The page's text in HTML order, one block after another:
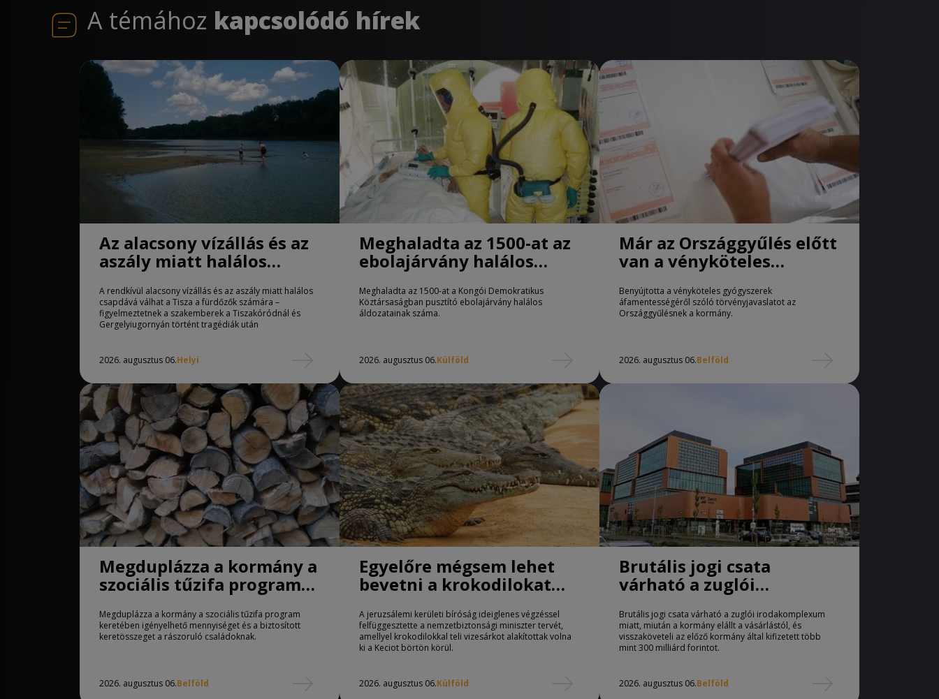
A témához kapcsolódó hírek
Az alacsony vízállás és az
aszály miatt halálos
csapdává válhat a Tisza
A rendkívül alacsony vízállás és az aszály miatt halálos
csapdává válhat a Tisza a fürdőzők számára –
figyelmeztetnek a szakemberek a Tiszakóródnál és
Gergelyiugornyán történt tragédiák után
2026. augusztus 06.Helyi
Meghaladta az 1500-at az
ebolajárvány halálos
áldozatainak száma
Meghaladta az 1500-at a Kongói Demokratikus
Köztársaságban pusztító ebolajárvány halálos
áldozatainak száma.
2026. augusztus 06.Külföld
Már az Országgyűlés előtt
van a vényköteles
gyógyszerek
áfamentességéről szóló
törvényjavaslat
Benyújtotta a vényköteles gyógyszerek
áfamentességéről szóló törvényjavaslatot az
Országgyűlésnek a kormány.
2026. augusztus 06.Belföld
Megduplázza a kormány a
szociális tűzifa program
keretében igényelhető
mennyiséget
Megduplázza a kormány a szociális tűzifa program
keretében igényelhető mennyiséget és a biztosított
keretösszeget a rászoruló családoknak.
2026. augusztus 06.Belföld
Egyelőre mégsem lehet
bevetni a krokodilokat
A jeruzsálemi kerületi bíróság ideiglenes végzéssel
felfüggesztette a nemzetbiztonsági miniszter tervét,
amellyel krokodilokkal teli vizesárkot alakítottak volna
ki a Keciot börtön körül.
2026. augusztus 06.Külföld
Brutális jogi csata
várható a zuglói
irodakomplexum miatt
Brutális jogi csata várható a zuglói irodakomplexum
miatt, miután a kormány elállt a vásárlástól, és
visszaköveteli az előző kormány által kifizetett több
mint 300 milliárd forintot.
2026. augusztus 06.Belföld